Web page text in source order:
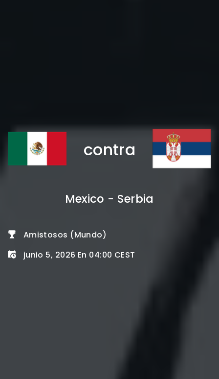
contra
Mexico - Serbia
Amistosos (Mundo)
junio 5, 2026 En 04:00 CEST